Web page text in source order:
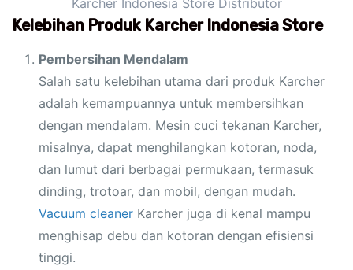
Kelebihan Produk Karcher Indonesia Store
Pembersihan Mendalam
Salah satu kelebihan utama dari produk Karcher
adalah kemampuannya untuk membersihkan
dengan mendalam. Mesin cuci tekanan Karcher,
misalnya, dapat menghilangkan kotoran, noda,
dan lumut dari berbagai permukaan, termasuk
dinding, trotoar, dan mobil, dengan mudah.
Vacuum cleaner Karcher juga di kenal mampu
menghisap debu dan kotoran dengan efisiensi
tinggi.